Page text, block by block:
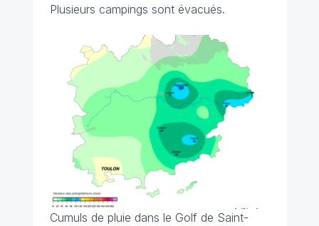
Plusieurs campings sont évacués.
Cumuls de pluie dans le Golf de Saint-